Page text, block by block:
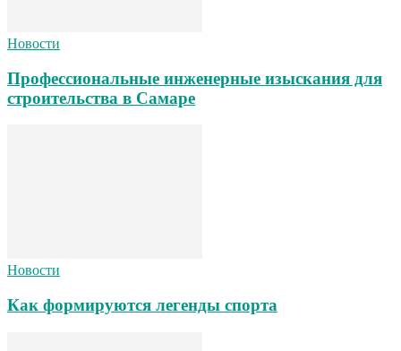
Новости
Профессиональные инженерные изыскания для
строительства в Самаре
Новости
Как формируются легенды спорта